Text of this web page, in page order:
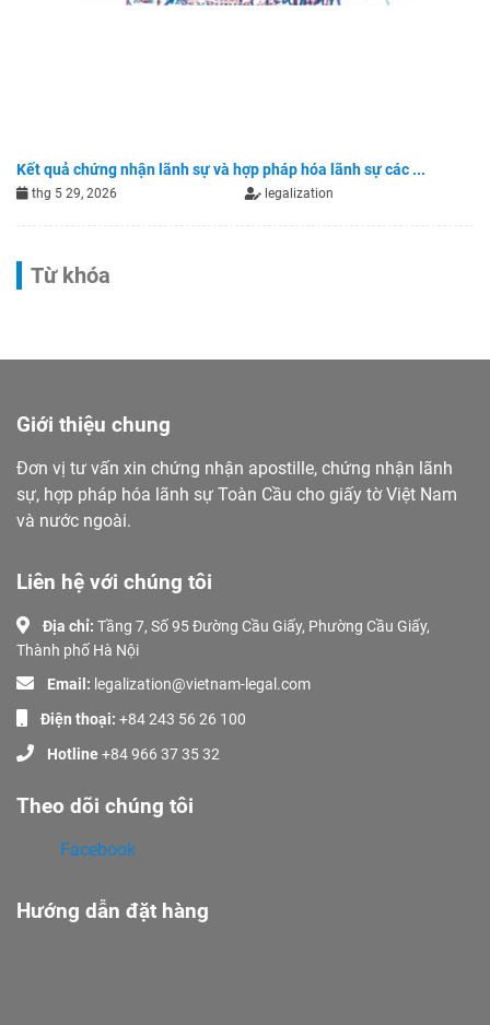
Kết quả chứng nhận lãnh sự và hợp pháp hóa lãnh sự các ...
thg 5 29, 2026 legalization
Từ khóa
Giới thiệu chung
Đơn vị tư vấn xin chứng nhận apostille, chứng nhận lãnh
sự, hợp pháp hóa lãnh sự Toàn Cầu cho giấy tờ Việt Nam
và nước ngoài.
Liên hệ với chúng tôi
Địa chỉ: Tầng 7, Số 95 Đường Cầu Giấy, Phường Cầu Giấy,
Thành phố Hà Nội
Email: legalization@vietnam-legal.com
Điện thoại: +84 243 56 26 100
Hotline+84 966 37 35 32
Theo dõi chúng tôi
Facebook
Hướng dẫn đặt hàng